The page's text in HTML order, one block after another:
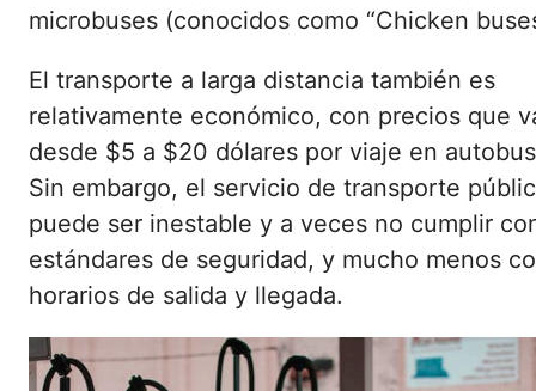
microbuses (conocidos como “Chicken
El transporte a larga distancia también es
relativamente económico, con precios que
desde $5 a $20 dólares por viaje en
Sin embargo, el servicio de transporte
puede ser inestable y a veces no cumplir
estándares de seguridad, y mucho menos
horarios de salida y llegada.